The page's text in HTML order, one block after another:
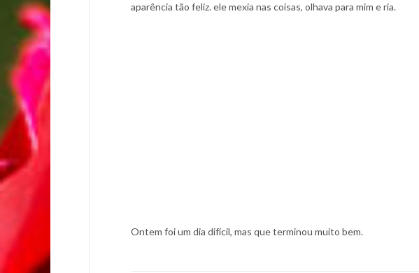
aparência tão feliz. ele mexia nas coisas, olhava para mim e ria.
Ontem foi um dia difícil, mas que terminou muito bem.